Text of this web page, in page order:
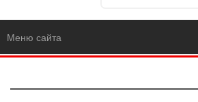
Меню сайта